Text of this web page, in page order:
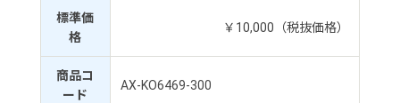
標準価
格
￥10,000（税抜価格）
商品コ
ード
AX-KO6469-300